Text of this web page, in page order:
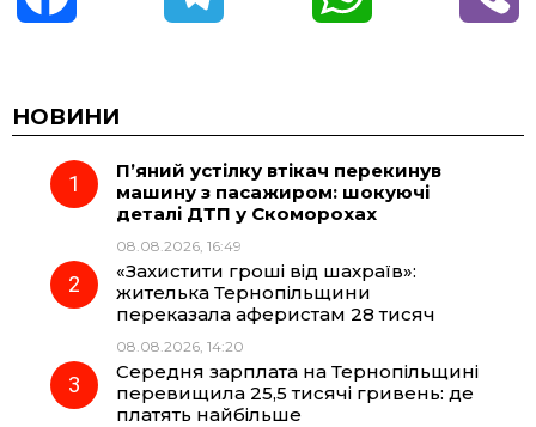
c
e
o
k
e
g
r
a
m
t
НОВИНИ
П’яний устілку втікач перекинув
машину з пасажиром: шокуючі
деталі ДТП у Скоморохах
08.08.2026, 16:49
«Захистити гроші від шахраїв»:
жителька Тернопільщини
переказала аферистам 28 тисяч
08.08.2026, 14:20
Середня зарплата на Тернопільщині
перевищила 25,5 тисячі гривень: де
платять найбільше